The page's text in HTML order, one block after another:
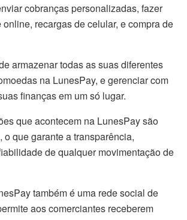
cobranças personalizadas, fazer
recargas de celular, e compra de
armazenar todas as suas diferentes
na LunesPay, e gerenciar com
finanças em um só lugar.
que acontecem na LunesPay são
o que garante a transparência,
de qualquer movimentação de
também é uma rede social de
aos comerciantes receberem